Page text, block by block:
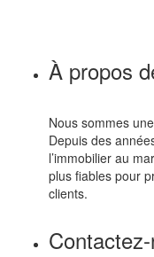
À propos
Nous sommes
Depuis des
l’immobilier au
plus fiables pour
clients.